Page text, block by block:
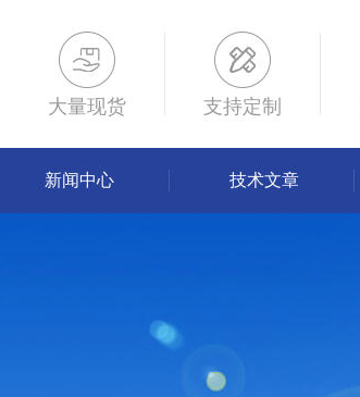
大量现货 支持定制
新闻中心 技术文章